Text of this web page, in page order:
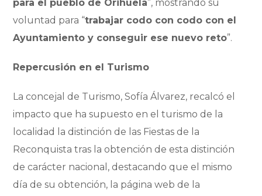
para el pueblo de Orihuela”, mostrando su
voluntad para “trabajar codo con codo con el
Ayuntamiento y conseguir ese nuevo reto”.
Repercusión en el Turismo
La concejal de Turismo, Sofía Álvarez, recalcó el
impacto que ha supuesto en el turismo de la
localidad la distinción de las Fiestas de la
Reconquista tras la obtención de esta distinción
de carácter nacional, destacando que el mismo
día de su obtención, la página web de la